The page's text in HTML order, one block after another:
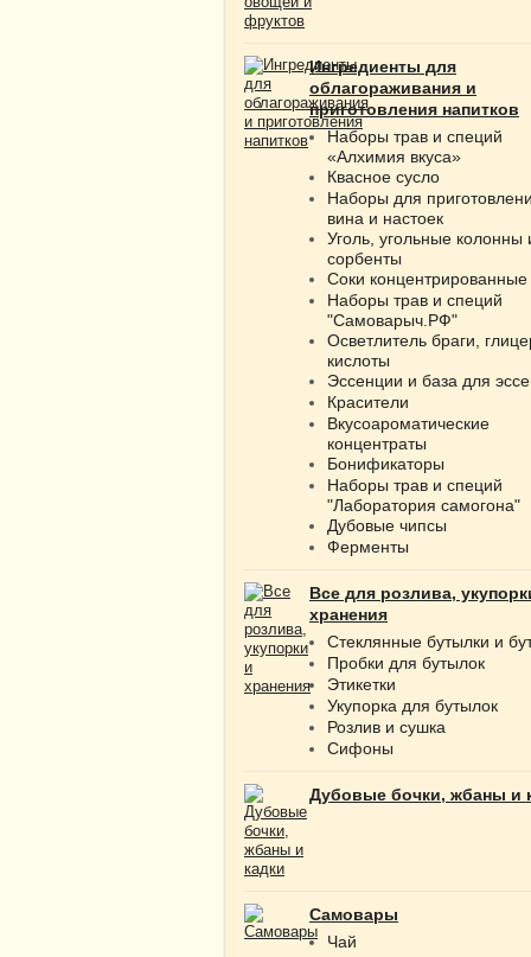
Ингредиенты для
облагораживания и
приготовления напитков
Наборы трав и специй
«Алхимия вкуса»
Квасное сусло
Наборы для
вина и настоек
Уголь, угольные колонны
сорбенты
Соки концентрированные
Наборы трав и специй
"Самоварыч.РФ"
Осветлитель браги,
кислоты
Эссенции и база для
Красители
Вкусоароматические
концентраты
Бонификаторы
Наборы трав и специй
"Лаборатория самогона"
Дубовые чипсы
Ферменты
Все для розлива,
хранения
Стеклянные бутылки и
Пробки для бутылок
Этикетки
Укупорка для бутылок
Розлив и сушка
Сифоны
Дубовые бочки, жбаны и
Самовары
Чай